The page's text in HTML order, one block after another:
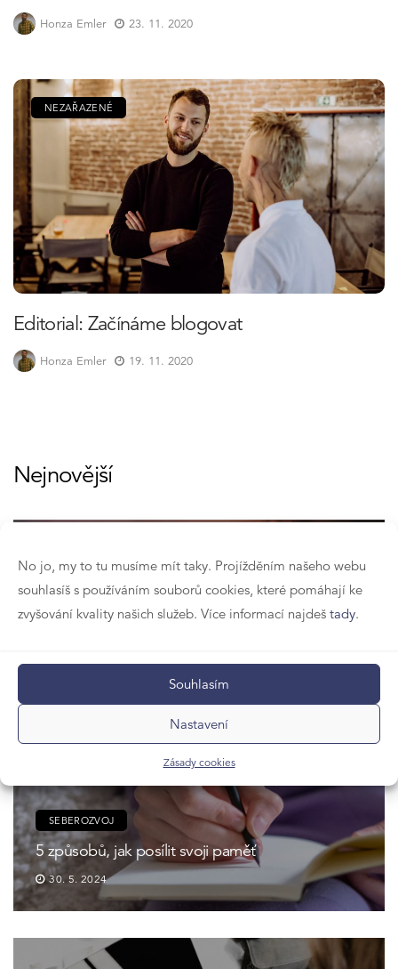
No jo, my to tu musíme mít taky. Projížděním našeho webu
souhlasíš s používáním souborů cookies, které pomáhají ke
zvyšování kvality našich služeb. Více informací najdeš tady.
Souhlasím
Nastavení
Zásady cookies
Honza Emler 23. 11. 2020
NEZAŘAZENÉ
Editorial: Začínáme blogovat
Honza Emler 19. 11. 2020
Nejnovější
SEBEROZVOJ
SEBEROZVOJ
5 způsobů, jak posílit svoji paměť
30. 5. 2024